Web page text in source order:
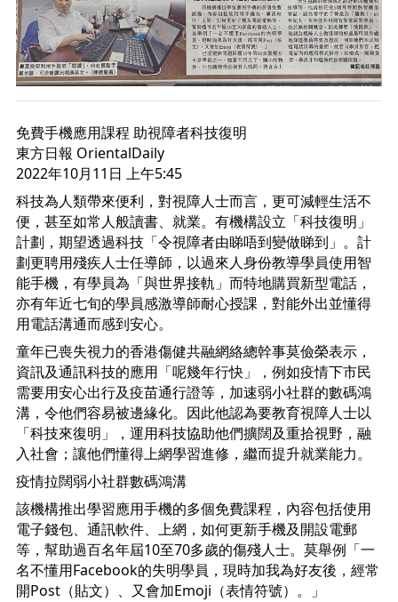
免費手機應用課程 助視障者科技復明
東方日報 OrientalDaily
2022年10月11日 上午5:45
科技為人類帶來便利，對視障人士而言，更可減輕生活不
便，甚至如常人般讀書、就業。有機構設立「科技復明」
計劃，期望透過科技「令視障者由睇唔到變做睇到」。計
劃更聘用殘疾人士任導師，以過來人身份教導學員使用智
能手機，有學員為「與世界接軌」而特地購買新型電話，
亦有年近七旬的學員感激導師耐心授課，對能外出並懂得
用電話溝通而感到安心。
童年已喪失視力的香港傷健共融網絡總幹事莫儉榮表示，
資訊及通訊科技的應用「呢幾年行快」，例如疫情下市民
需要用安心出行及疫苗通行證等，加速弱小社群的數碼鴻
溝，令他們容易被邊緣化。因此他認為要教育視障人士以
「科技來復明」，運用科技協助他們擴闊及重拾視野，融
入社會；讓他們懂得上網學習進修，繼而提升就業能力。
疫情拉闊弱小社群數碼鴻溝
該機構推出學習應用手機的多個免費課程，內容包括使用
電子錢包、通訊軟件、上網，如何更新手機及開設電郵
等，幫助過百名年屆10至70多歲的傷殘人士。莫舉例「一
名不懂用Facebook的失明學員，現時加我為好友後，經常
開Post（貼文）、又會加Emoji（表情符號）。」